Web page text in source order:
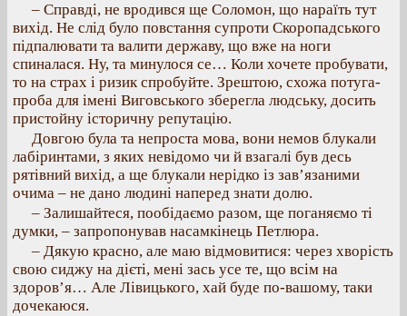
– Справді, не вродився ще Соломон, що нараїть тут
вихід. Не слід було повстання супроти Скоропадського
підпалювати та валити державу, що вже на ноги
спиналася. Ну, та минулося се… Коли хочете пробувати,
то на страх і ризик спробуйте. Зрештою, схожа потуга-
проба для імені Виговського зберегла людську, досить
пристойну історичну репутацію.
Довгою була та непроста мова, вони немов блукали
лабіринтами, з яких невідомо чи й взагалі був десь
рятівний вихід, а ще блукали нерідко із зав’язаними
очима – не дано людині наперед знати долю.
– Залишайтеся, пообідаємо разом, ще поганяємо ті
думки, – запропонував насамкінець Петлюра.
– Дякую красно, але маю відмовитися: через хворість
свою сиджу на дієті, мені зась усе те, що всім на
здоров’я… Але Лівицького, хай буде по-вашому, таки
дочекаюся.